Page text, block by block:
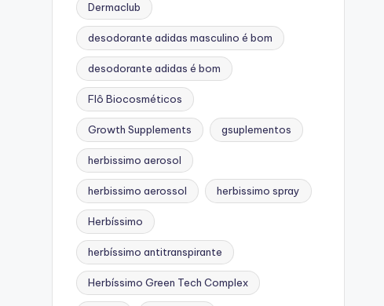
Dermaclub
desodorante adidas masculino é bom
desodorante adidas é bom
Flô Biocosméticos
Growth Supplements gsuplementos
herbissimo aerosol
herbissimo aerossol herbissimo spray
Herbíssimo
herbíssimo antitranspirante
Herbíssimo Green Tech Complex